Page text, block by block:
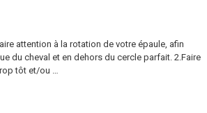
attention à la rotation de votre épaule, afin
du cheval et en dehors du cercle parfait. 2.Faire
tôt et/ou …